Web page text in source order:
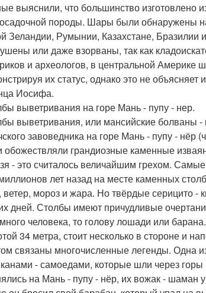
выяснили, что большинство изготовлено
породы. Шары были обнаружены
Зеландии, Румынии, Казахстане,
или даже взорваны, так как
и археологов, в центральной
их статус, однако это не
Иосифа.
выветривания на горе Мань - пупу - нер.
выветривания, или мансийские болваны
завоведника на горе Мань - пупу -
обожествляли грандиозные каменные
- это считалось величайшим грехом.
лет назад на месте каменных
ветер, мороз и жара. Но твёрдые серицито
дней. Столбы имеют причудливые
человека, то голову лошади или
34 метра, стоит несколько в стороне и
связаны многочисленные легенды. Одна
- самоедами, которые шли через
на Мань - пупу - нёр, их вожак - шаман